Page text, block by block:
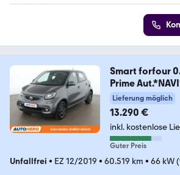
Smart forfour
Prime
Lieferung möglich
13.290 €
inkl. kostenlose
Guter Preis
Unfallfrei • EZ 12/2019 • 60.519 km • 66 kW